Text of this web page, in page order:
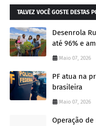
TALVEZ VOCÊ GOSTE DESTAS
Desenrola
até 96% e
Maio 07, 2026
PF atua na
brasileira
Maio 07, 2026
Operação